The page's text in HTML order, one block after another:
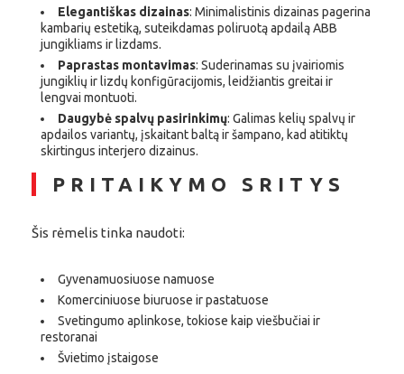
Elegantiškas dizainas: Minimalistinis dizainas pagerina
kambarių estetiką, suteikdamas poliruotą apdailą ABB
jungikliams ir lizdams.
Paprastas montavimas: Suderinamas su įvairiomis
jungiklių ir lizdų konfigūracijomis, leidžiantis greitai ir
lengvai montuoti.
Daugybė spalvų pasirinkimų: Galimas kelių spalvų ir
apdailos variantų, įskaitant baltą ir šampano, kad atitiktų
skirtingus interjero dizainus.
PRITAIKYMO SRITYS
Šis rėmelis tinka naudoti:
Gyvenamuosiuose namuose
Komerciniuose biuruose ir pastatuose
Svetingumo aplinkose, tokiose kaip viešbučiai ir
restoranai
Švietimo įstaigose